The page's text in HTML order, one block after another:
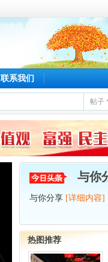
联系我们
帖子
与你
与你分享 [详细内容]
热图推荐